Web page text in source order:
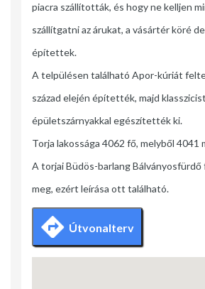
piacra szállították, és hogy ne kelljen
szállítgatni az árukat, a vásártér köré
építettek.
A telpülésen található Apor-kúriát
század elején építették, majd
épületszárnyakkal egészítették ki.
Torja lakossága 4062 fő, melyből 4041
A torjai Büdös-barlang
meg, ezért leírása ott található.
Útvonalterv